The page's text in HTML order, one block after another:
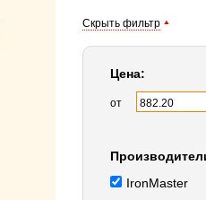
Скрыть фильтр
Цена:
от
IronMaster